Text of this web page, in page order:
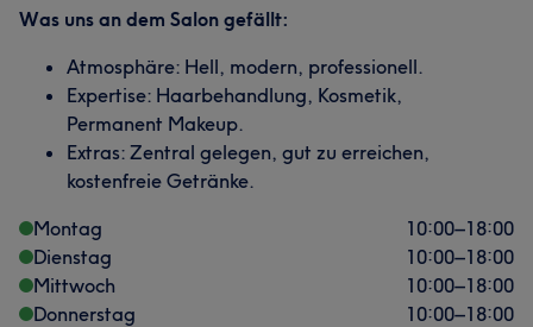
Was uns an dem Salon gefällt:
Atmosphäre: Hell, modern, professionell.
Expertise: Haarbehandlung, Kosmetik,
Permanent Makeup.
Extras: Zentral gelegen, gut zu erreichen,
kostenfreie Getränke.
Montag
10:00–18:00
Dienstag
10:00–18:00
Mittwoch
10:00–18:00
Donnerstag
10:00–18:00